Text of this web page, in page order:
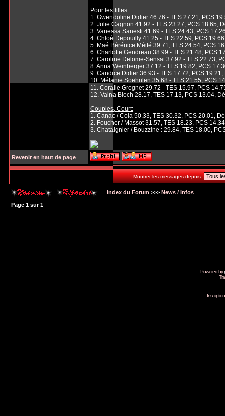
Pour les filles:
1. Gwendoline Didier 46.76 - TES 27.21, PCS
2. Julie Cagnon 41.92 - TES 23.27, PCS 18.65,
3. Vanessa Sanesti 41.69 - TES 24.43, PCS
4. Chloé Depouilly 41.25 - TES 22.59, PCS
5. Maé Bérénice Méité 39.71, TES 24.54, PCS
6. Charlotte Gendreau 38.99 - TES 21.48, PCS
7. Caroline Delome-Sensat 37.92 - TES 22.73,
8. Anna Weinberger 37.12 - TES 19.82, PCS
9. Candice Didier 36.93 - TES 17.72, PCS
10. Mélanie Soehnlen 35.68 - TES 21.55, PCS
11. Coralie Grognet 29.72 - TES 15.97, PCS
12. Vaina Bloch 28.17, TES 17.13, PCS 13.04,
Couples, Court:
1. Canac / Coia 50.33, TES 30.32, PCS 20.01,
2. Foucher / Massot 31.57, TES 18.23, PCS
3. Chataignier / Bouzzine : 29.84, TES 18.00,
_________________
Revenir en haut de page
Montrer les messages depuis:
Index du Forum >>> News / Infos
Page 1 sur1
Powered by